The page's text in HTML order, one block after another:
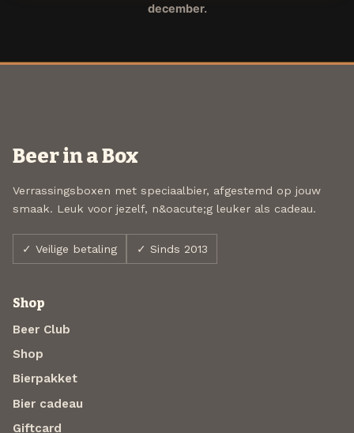
december.
Beer in a Box
Verrassingsboxen met speciaalbier, afgestemd op jouw
smaak. Leuk voor jezelf, n&oacute;g leuker als cadeau.
✓ Veilige betaling ✓ Sinds 2013
Shop
Beer Club
Shop
Bierpakket
Bier cadeau
Giftcard